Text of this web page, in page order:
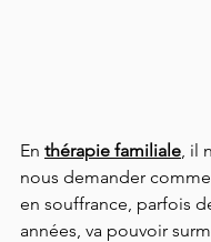
En thérapie familiale, il
nous demander
en souffrance, parfois
années, va pouvoir